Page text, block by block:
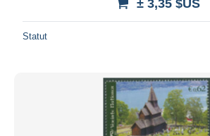
± 3,35 $US
Statut